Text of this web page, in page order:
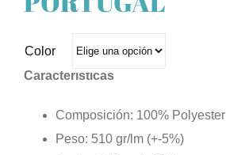
Color
Características
Composición: 100% Polyester
Peso: 510 gr/lm (+-5%)